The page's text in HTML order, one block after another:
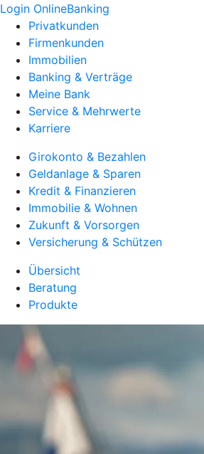
Login OnlineBanking
Privatkunden
Firmenkunden
Immobilien
Banking & Verträge
Meine Bank
Service & Mehrwerte
Karriere
Girokonto & Bezahlen
Geldanlage & Sparen
Kredit & Finanzieren
Immobilie & Wohnen
Zukunft & Vorsorgen
Versicherung & Schützen
Übersicht
Beratung
Produkte